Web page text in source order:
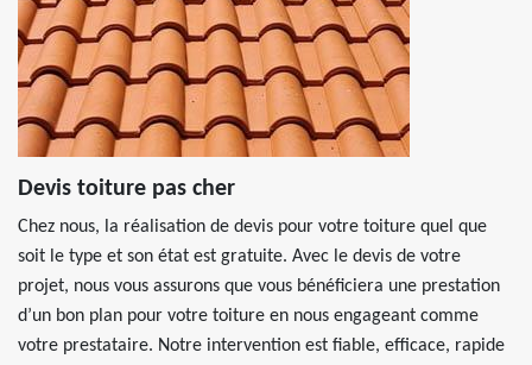
Devis toiture pas cher
Chez nous, la réalisation de devis pour votre toiture quel que
soit le type et son état est gratuite. Avec le devis de votre
projet, nous vous assurons que vous bénéficiera une prestation
d’un bon plan pour votre toiture en nous engageant comme
votre prestataire. Notre intervention est fiable, efficace, rapide